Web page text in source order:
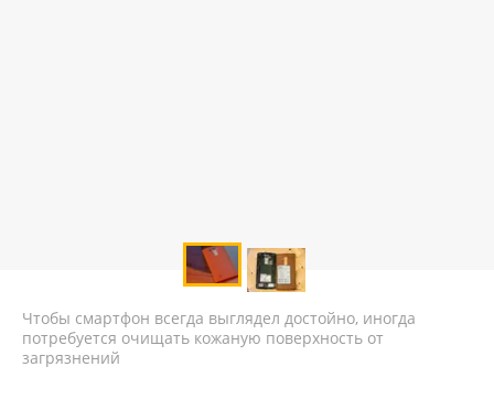
Чтобы смартфон всегда выглядел достойно, иногда
потребуется очищать кожаную поверхность от
загрязнений